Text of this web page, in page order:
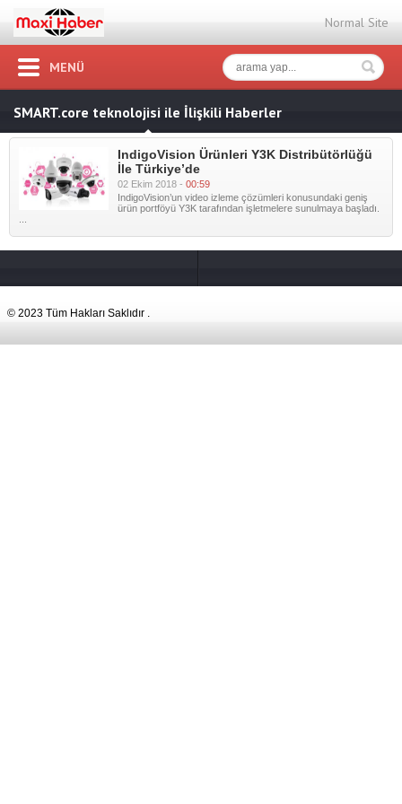
Normal Site
MENÜ
SMART.core teknolojisi ile İlişkili Haberler
IndigoVision Ürünleri Y3K Distribütörlüğü
İle Türkiye’de
02 Ekim 2018 - 00:59
IndigoVision’un video izleme çözümleri konusundaki geniş
ürün portföyü Y3K tarafından işletmelere sunulmaya başladı.
© 2023 Tüm Hakları Saklıdır .